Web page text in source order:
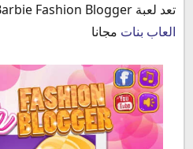
العاب بنات اون لاينتعد لعبة Barbie Fashion Blogger من
العاب بنات مجانا